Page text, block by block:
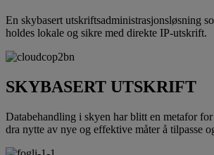
En skybasert utskriftsadministrasjonsløsning
holdes lokale og sikre med direkte IP-utskrift.
SKYBASERT UTSKRIFT
Databehandling i skyen har blitt en metafor
dra nytte av nye og effektive måter å tilpasse